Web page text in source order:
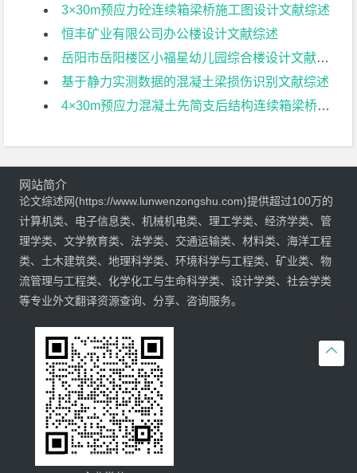
3×30m预应力砼连续箱梁桥施工图设计文献综述
恒丰矿业有限公司办公楼设计文献综述
岳阳市岳阳楼区小福星幼儿园综合楼设计文献综述
基于静力实测数据的混凝土梁损伤识别文献综述
4×30m预应力混凝土先简支后结构连续箱梁桥部分结构设计文献综述

网站简介
论文综述网(https://www.lunwenzongshu.com)提供超过100万的
计算机类、电子信息类、机械机电类、理工学类、经济学类、管
理学类、文学教育类、法学类、交通运输类、材料类、海洋工程
类、土木建筑类、地理科学类、环境科学与工程类、矿业类、物
流管理与工程类、化学化工与生命科学类、设计学类、社会学类
等专业外文翻译资源查询、分享、咨询服务。